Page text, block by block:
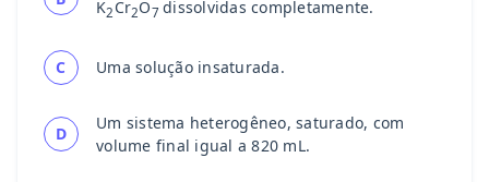
K2 Cr2O7 dissolvidas completamente.
C Uma solução insaturada.
D
Um sistema heterogêneo, saturado, com
volume final igual a 820 mL.